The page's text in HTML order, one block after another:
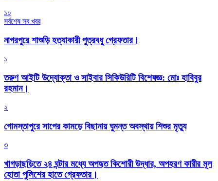
১০
সর্বশেষ সব খবর
নাগরপুরে শাশুড়ি হত্যাকারী পুত্রবধু গ্রেফতার।
১
তরুণ আইটি উদ্যোক্তা ও সাইবার সিকিউরিটি বিশেষজ্ঞ: মোঃ হাবিবুর
রহমান।
২
গোমস্তাপুরে সাপের কামড়ে বিছানায় ঘুমন্ত অবস্থায় শিশুর মৃত্যু
৩
খাগড়াছড়িতে ২৪ ঘন্টার মধ্যে অপহৃত কিশোরী উদ্ধার, অপহরণ কারীর মূল
হোতা পুলিশের হাতে গ্রেফতার।